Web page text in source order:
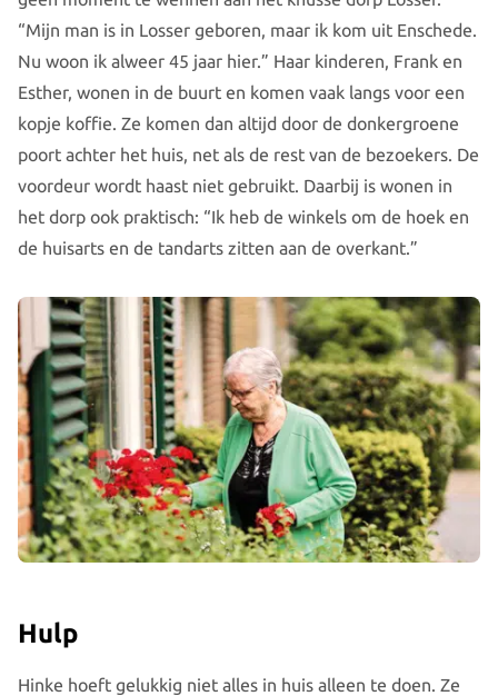
“Mijn man is in Losser geboren, maar ik kom uit Enschede.
Nu woon ik alweer 45 jaar hier.” Haar kinderen, Frank en
Esther, wonen in de buurt en komen vaak langs voor een
kopje koffie. Ze komen dan altijd door de donkergroene
poort achter het huis, net als de rest van de bezoekers. De
voordeur wordt haast niet gebruikt. Daarbij is wonen in
het dorp ook praktisch: “Ik heb de winkels om de hoek en
de huisarts en de tandarts zitten aan de overkant.”
Hulp
Hinke hoeft gelukkig niet alles in huis alleen te doen. Ze